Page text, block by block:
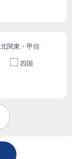
北関東・甲信
四国